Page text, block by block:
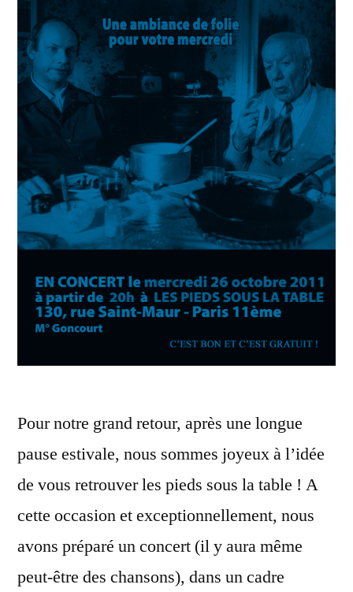
Pour notre grand retour, après une longue
pause estivale, nous sommes joyeux à l’idée
de vous retrouver les pieds sous la table ! A
cette occasion et exceptionnellement, nous
avons préparé un concert (il y aura même
peut-être des chansons), dans un cadre